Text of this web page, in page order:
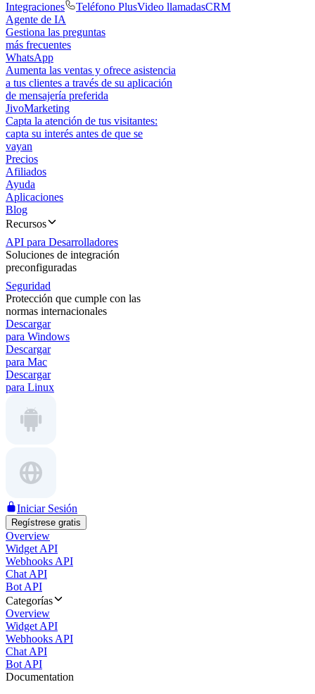
Integraciones
Teléfono PlusVideo llamadasCRM
Agente de IA
Gestiona las preguntas
más frecuentes
WhatsApp
Aumenta las ventas y ofrece asistencia
a tus clientes a través de su aplicación
de mensajería preferida
JivoMarketing
Capta la atención de tus visitantes:
capta su interés antes de que se
vayan
Precios
Afiliados
Ayuda
Aplicaciones
Blog
Recursos
API para Desarrolladores
Soluciones de integración
preconfiguradas
Seguridad
Protección que cumple con las
normas internacionales
Descargar
para Windows
Descargar
para Mac
Descargar
para Linux
Iniciar Sesión
Regístrese gratis
Overview
Widget API
Webhooks API
Chat API
Bot API
Categorías
Overview
Widget API
Webhooks API
Chat API
Bot API
Documentation